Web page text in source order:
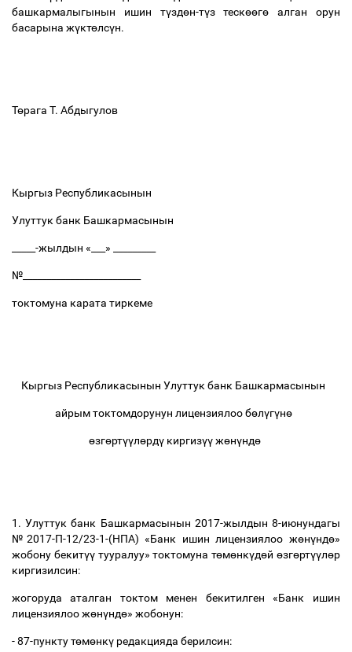
башкармалыгынын ишин түздөн-түз тескөөгө алган орун
басарына жүктөлсүн.
Төрага Т. Абдыгулов
Кыргыз Республикасынын
Улуттук банк Башкармасынын
_____-жылдын «___» _________
№_________________________
токтомуна карата тиркеме
Кыргыз Республикасынын Улуттук банк Башкармасынын
айрым токтомдорунун лицензиялоо бөлүгүнө
өзгөртүүлөрдү киргизүүжөнүндө
1. Улуттук банк Башкармасынын 2017-жылдын 8-июнундагы
№2017-П-12/23-1-(НПА) «Банк ишин лицензиялоо жөнүндө»
жобону бекитүүтууралуу» токтомуна төмөнкүдөйөзгөртүүлөр
киргизилсин:
жогоруда аталган токтом менен бекитилген «Банк ишин
лицензиялоо жөнүндө» жобонун:
- 87-пункту төмөнкү редакцияда берилсин: